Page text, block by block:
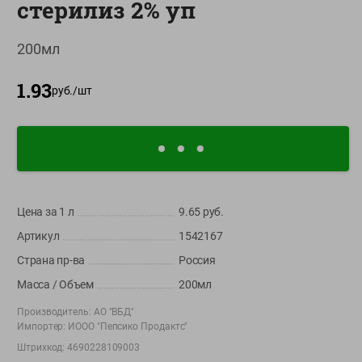
О сервисе
Настройки файлов cookie
доставкой и бонусной картой
Store
Play
+375 44 560-60-61
Время работы Call-центра: Пн.- Пт. с 09.00 до 17.00, СБ, ВС -
выходной
shop@green-market.by
стерилиз 2% уп
200мл
1.93руб./шт
Цена за 1 л 9.65 руб.
Артикул
1542167
Страна пр-ва
Россия
Масса / Объем
200мл
Производитель: АО "ВБД"
Импортер: ИООО "Пепсико Продактс"
Штрихкод:4690228109003